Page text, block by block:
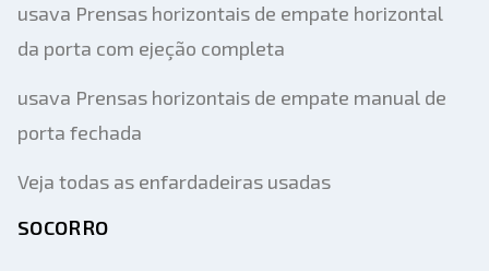
usava Prensas horizontais de empate horizontal
da porta com ejeção completa
usava Prensas horizontais de empate manual de
porta fechada
Veja todas as enfardadeiras usadas
SOCORRO